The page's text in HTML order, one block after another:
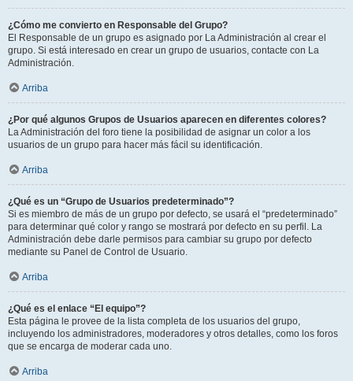
¿Cómo me convierto en Responsable del Grupo?
El Responsable de un grupo es asignado por La Administración al crear el
grupo. Si está interesado en crear un grupo de usuarios, contacte con La
Administración.
Arriba
¿Por qué algunos Grupos de Usuarios aparecen en diferentes colores?
La Administración del foro tiene la posibilidad de asignar un color a los
usuarios de un grupo para hacer más fácil su identificación.
Arriba
¿Qué es un “Grupo de Usuarios predeterminado”?
Si es miembro de más de un grupo por defecto, se usará el “predeterminado”
para determinar qué color y rango se mostrará por defecto en su perfil. La
Administración debe darle permisos para cambiar su grupo por defecto
mediante su Panel de Control de Usuario.
Arriba
¿Qué es el enlace “El equipo”?
Esta página le provee de la lista completa de los usuarios del grupo,
incluyendo los administradores, moderadores y otros detalles, como los foros
que se encarga de moderar cada uno.
Arriba